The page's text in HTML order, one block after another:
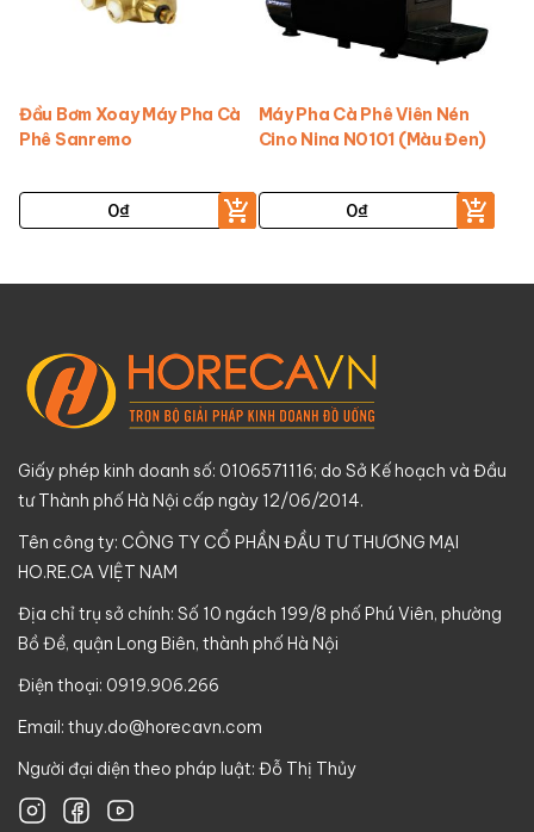
Đầu Bơm Xoay Máy Pha Cà
Phê Sanremo
0₫
Máy Pha Cà Phê Viên Nén
Cino Nina N0101 (Màu Đen)
0₫
Giấy phép kinh doanh số: 0106571116; do Sở Kế hoạch và Đầu
tư Thành phố Hà Nội cấp ngày 12/06/2014.
Tên công ty: CÔNG TY CỔ PHẦN ĐẦU TƯ THƯƠNG MẠI
HO.RE.CA VIỆT NAM
Địa chỉ trụ sở chính: Số 10 ngách 199/8 phố Phú Viên, phường
Bồ Đề, quận Long Biên, thành phố Hà Nội
Điện thoại: 0919.906.266
Email: thuy.do@horecavn.com
Người đại diện theo pháp luật: Đỗ Thị Thủy